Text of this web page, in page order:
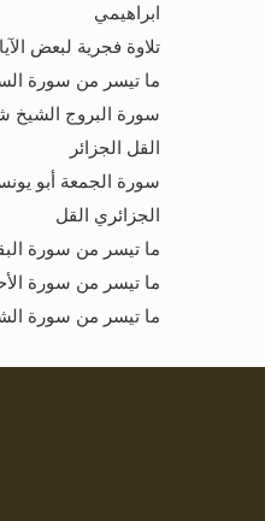
ابراهيمي
تلاوة فجرية لبعض
ما تيسر من سورة
سورة البروج الشيخ
القل الجزائر
سورة الجمعة أبو
الجزائري القل
ما تيسر من سورة
ما تيسر من سورة
ما تيسر من سورة